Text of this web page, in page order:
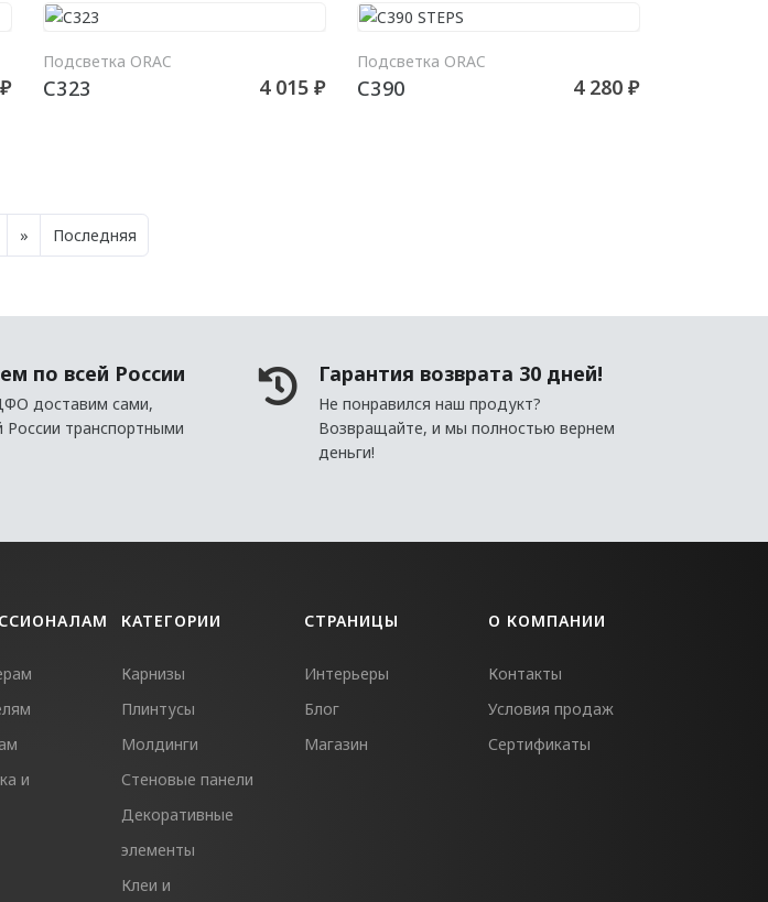
Подсветка ORAC
C323 4 015 ₽
Подсветка ORAC
C390 4 280 ₽
» Последняя
по всей России
доставим сами,
России транспортными
Гарантия возврата 30 дней!
Не понравился наш продукт?
Возвращайте, и мы полностью вернем
деньги!
и
КАТЕГОРИИ
Карнизы
Плинтусы
Молдинги
Стеновые панели
Декоративные
элементы
Клеи и
СТРАНИЦЫ
Интерьеры
Блог
Магазин
О КОМПАНИИ
Контакты
Условия продаж
Сертификаты